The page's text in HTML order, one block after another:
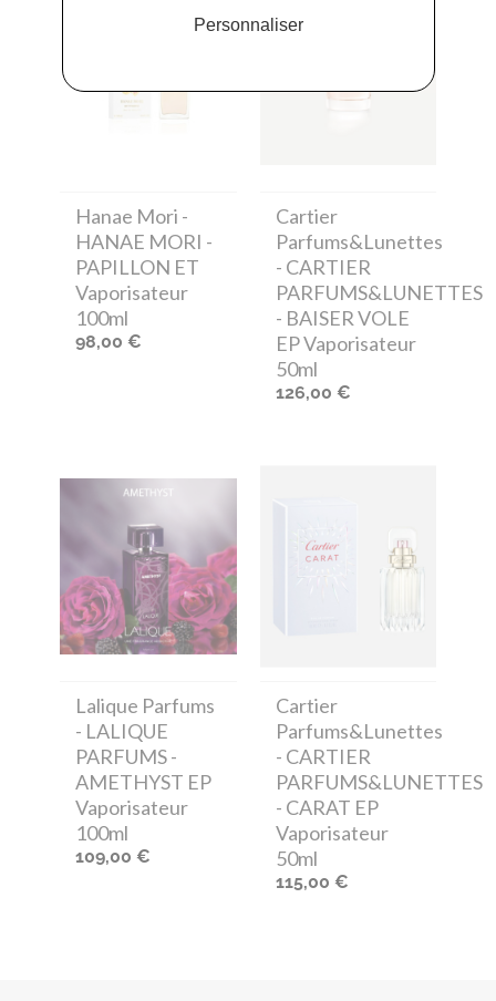
Hanae Mori -
HANAE MORI -
PAPILLON ET
Vaporisateur
100ml
98,00 €
Cartier
Parfums&Lunettes
- CARTIER
PARFUMS&LUNETTES
- BAISER VOLE
EP Vaporisateur
50ml
126,00 €
Lalique Parfums
- LALIQUE
PARFUMS -
AMETHYST EP
Vaporisateur
100ml
109,00 €
Cartier
Parfums&Lunettes
- CARTIER
PARFUMS&LUNETTES
- CARAT EP
Vaporisateur
50ml
115,00 €
Personnaliser